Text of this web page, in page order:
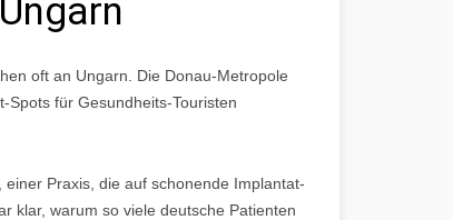
oft an Ungarn. Die Donau-Metropole
Spots für Gesundheits-Touristen
einer Praxis, die auf schonende Implantat-
klar, warum so viele deutsche Patienten